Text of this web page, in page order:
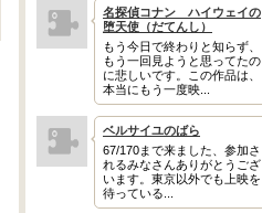
名探偵コナン ハイウェイの
堕天使（だてんし）
もう今日で終わりと知らず、
もう一回見ようと思ってたの
に悲しいです。この作品は、
本当にもう一度映...
ベルサイユのばら
67/170まで来ました、参加さ
れるみなさんありがとうござ
います。東京以外でも上映を
待っている...